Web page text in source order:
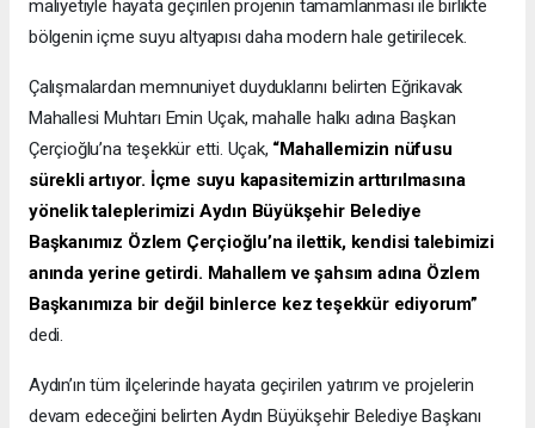
maliyetiyle hayata geçirilen projenin tamamlanması ile birlikte
bölgenin içme suyu altyapısı daha modern hale getirilecek.
Çalışmalardan memnuniyet duyduklarını belirten Eğrikavak
Mahallesi Muhtarı Emin Uçak, mahalle halkı adına Başkan
Çerçioğlu’na teşekkür etti. Uçak, “Mahallemizin nüfusu
sürekli artıyor. İçme suyu kapasitemizin arttırılmasına
yönelik taleplerimizi Aydın Büyükşehir Belediye
Başkanımız Özlem Çerçioğlu’na ilettik, kendisi talebimizi
anında yerine getirdi. Mahallem ve şahsım adına Özlem
Başkanımıza bir değil binlerce kez teşekkür ediyorum”
dedi.
Aydın’ın tüm ilçelerinde hayata geçirilen yatırım ve projelerin
devam edeceğini belirten Aydın Büyükşehir Belediye Başkanı